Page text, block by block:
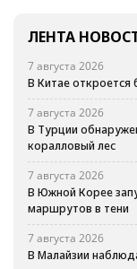
ЛЕНТА
7 августа 2026
В Китае откроется
7 августа 2026
В Турции
коралловый лес
7 августа 2026
В Южной Корее
маршрутов в тени
7 августа 2026
В Малайзии